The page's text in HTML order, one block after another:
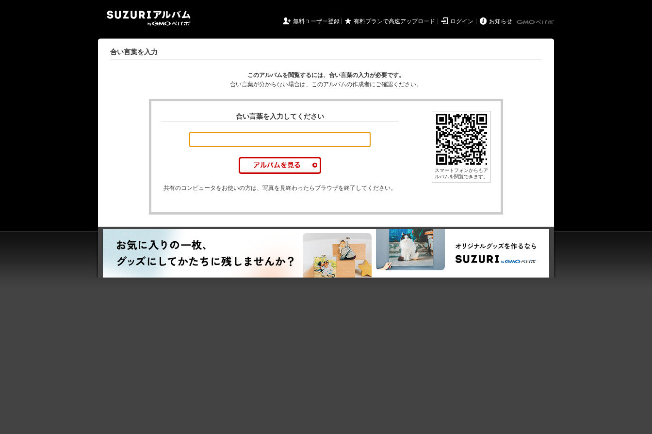
 無料ユーザー登録 ★ 有料プランで高速アップロード  ログイン  お知らせ
合い言葉を入力
このアルバムを閲覧するには、合い言葉の入力が必要です。
合い言葉が分からない場合は、このアルバムの作成者にご確認ください。
合い言葉を入力してください
共有のコンピュータをお使いの方は、写真を見終わったらブラウザを終了してください。
スマートフォンからもア
ルバムを閲覧できます。